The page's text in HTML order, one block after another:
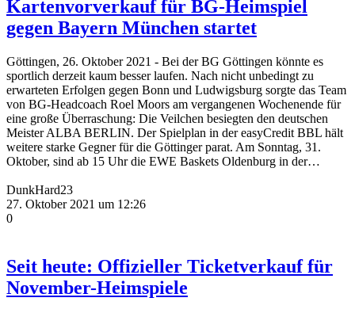
Kartenvorverkauf für BG-Heimspiel
gegen Bayern München startet
Göttingen, 26. Oktober 2021 - Bei der BG Göttingen könnte es
sportlich derzeit kaum besser laufen. Nach nicht unbedingt zu
erwarteten Erfolgen gegen Bonn und Ludwigsburg sorgte das Team
von BG-Headcoach Roel Moors am vergangenen Wochenende für
eine große Überraschung: Die Veilchen besiegten den deutschen
Meister ALBA BERLIN. Der Spielplan in der easyCredit BBL hält
weitere starke Gegner für die Göttinger parat. Am Sonntag, 31.
Oktober, sind ab 15 Uhr die EWE Baskets Oldenburg in der…
DunkHard23
27. Oktober 2021 um 12:26
0
Seit heute: Offizieller Ticketverkauf für
November-Heimspiele